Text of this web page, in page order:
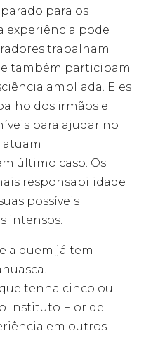
para os
experiência pode
trabalham
também participam
ampliada. Eles
dos irmãos e
para ajudar no
atuam
último caso. Os
responsabilidade
possíveis
intensos.
a quem já tem
tenha cinco ou
Instituto Flor de
em outros